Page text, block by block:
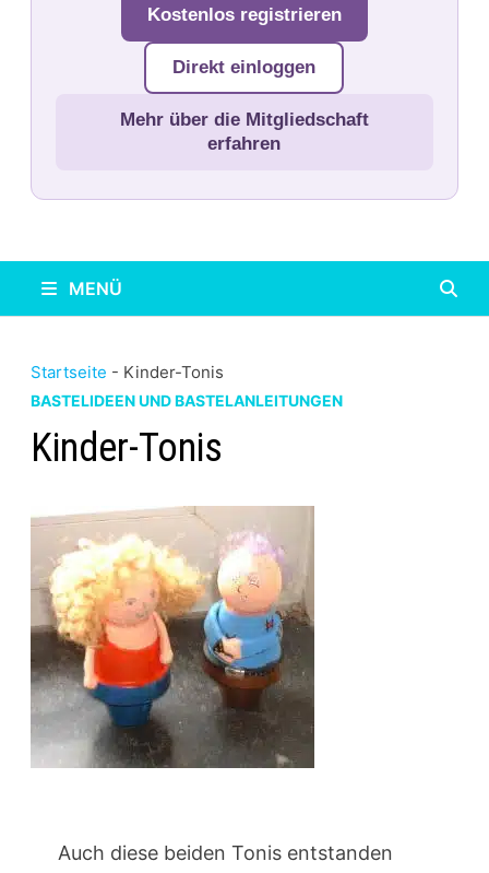
Kostenlos registrieren
Direkt einloggen
Mehr über die Mitgliedschaft
erfahren
MENÜ
Startseite - Kinder-Tonis
BASTELIDEEN UND BASTELANLEITUNGEN
Kinder-Tonis
Auch diese beiden Tonis entstanden